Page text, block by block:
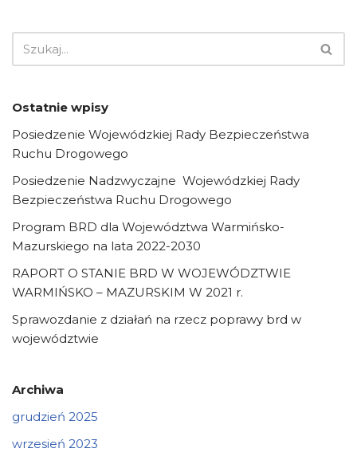
Ostatnie wpisy
Posiedzenie Wojewódzkiej Rady Bezpieczeństwa
Ruchu Drogowego
Posiedzenie Nadzwyczajne Wojewódzkiej Rady
Bezpieczeństwa Ruchu Drogowego
Program BRD dla Województwa Warmińsko-
Mazurskiego na lata 2022-2030
RAPORT O STANIE BRD W WOJEWÓDZTWIE
WARMIŃSKO – MAZURSKIM W 2021 r.
Sprawozdanie z działań na rzecz poprawy brd w
województwie
Archiwa
grudzień 2025
wrzesień 2023